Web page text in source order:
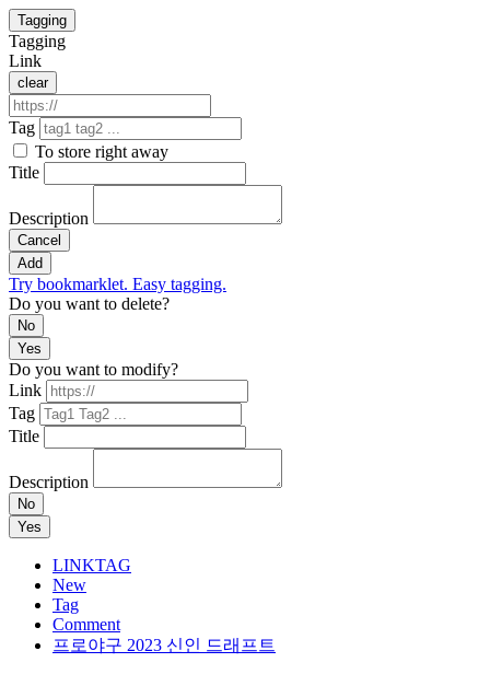
Tagging
Tagging
Link
clear
Tag
To store right away
Title
Description
Cancel
Add
Try bookmarklet. Easy tagging.
Do you want to delete?
No
Yes
Do you want to modify?
Link
Tag
Title
Description
No
Yes
LINKTAG
New
Tag
Comment
프로야구 2023 신인 드래프트